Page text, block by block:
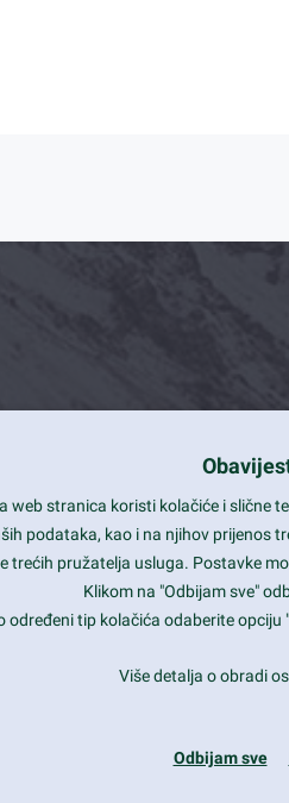
Smart and beautiful
Unlimited Eelements
Mobile ready
web stranica koristi kolačiće i slične
podataka, kao i na njihov
trećih pružatelja usluga. Postavke
Klikom na "Odbijam sve"
određeni tip kolačića odaberite
Više detalja o obradi
Odbijam sve